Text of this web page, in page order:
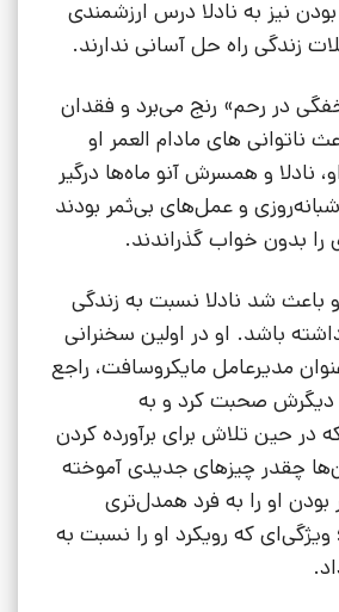
نیز به نادلا درس ارزشمندی
زندگی راه حل آسانی ندارند.
در رحم» رنج می‌برد و فقدان
ناتوانی های مادام العمر او
نادلا و همسرش آنو ماه‌ها درگیر
و عمل‌های بی‌ثمر بودند
بدون خواب گذراندند.
باعث شد نادلا نسبت به زندگی
باشد. او در اولین سخنرانی
مدیرعامل مایکروسافت، راجع
دیگرش صحبت کرد و به
حین تلاش برای برآورده کردن
چقدر چیزهای جدیدی آموخته
او را به فرد همدل‌تری
که رویکرد او را نسبت به